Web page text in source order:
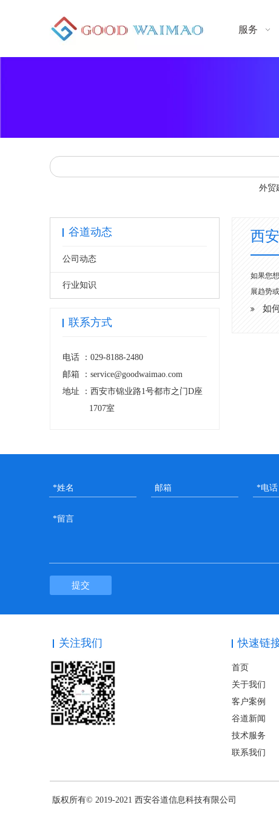
服务
外贸
谷道动态
公司动态
行业知识
联系方式
电话 ： 029-8188-2480
邮箱 ： service@goodwaimao.com
地址 ： 西安市锦业路1号都市之门D座
1707室
西
如果您
展趋势
如
提交
关注我们 快速链
首页
关于我们
客户案例
谷道新闻
技术服务
联系我们
版权所有© 2019-2021 西安谷道信息科技有限公司